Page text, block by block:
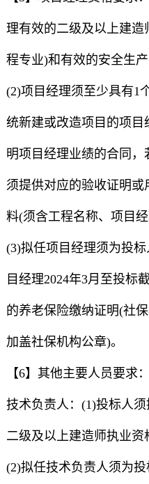
理有效的二级及以上建
程专业)和有效的安全生产
(2)项目经理须至少具有1
统新建或改造项目的项
明项目经理业绩的合同，
须提供对应的验收证明
料(须含工程名称、项目经
(3)拟任项目经理须为投
目经理2024年3月至投标
的养老保险缴纳证明(社
加盖社保机构公章)。
【6】其他主要人员要求：
技术负责人：(1)投标人
二级及以上建造师执业资
(2)拟任技术负责人须为